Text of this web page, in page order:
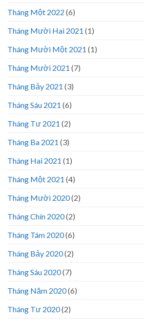
Tháng Một 2022 (6)
Tháng Mười Hai 2021 (1)
Tháng Mười Một 2021 (1)
Tháng Mười 2021 (7)
Tháng Bảy 2021 (3)
Tháng Sáu 2021 (6)
Tháng Tư 2021 (2)
Tháng Ba 2021 (3)
Tháng Hai 2021 (1)
Tháng Một 2021 (4)
Tháng Mười 2020(2)
Tháng Chín 2020(2)
Tháng Tám 2020(6)
Tháng Bảy 2020(2)
Tháng Sáu 2020(7)
Tháng Năm 2020(6)
Tháng Tư 2020(2)